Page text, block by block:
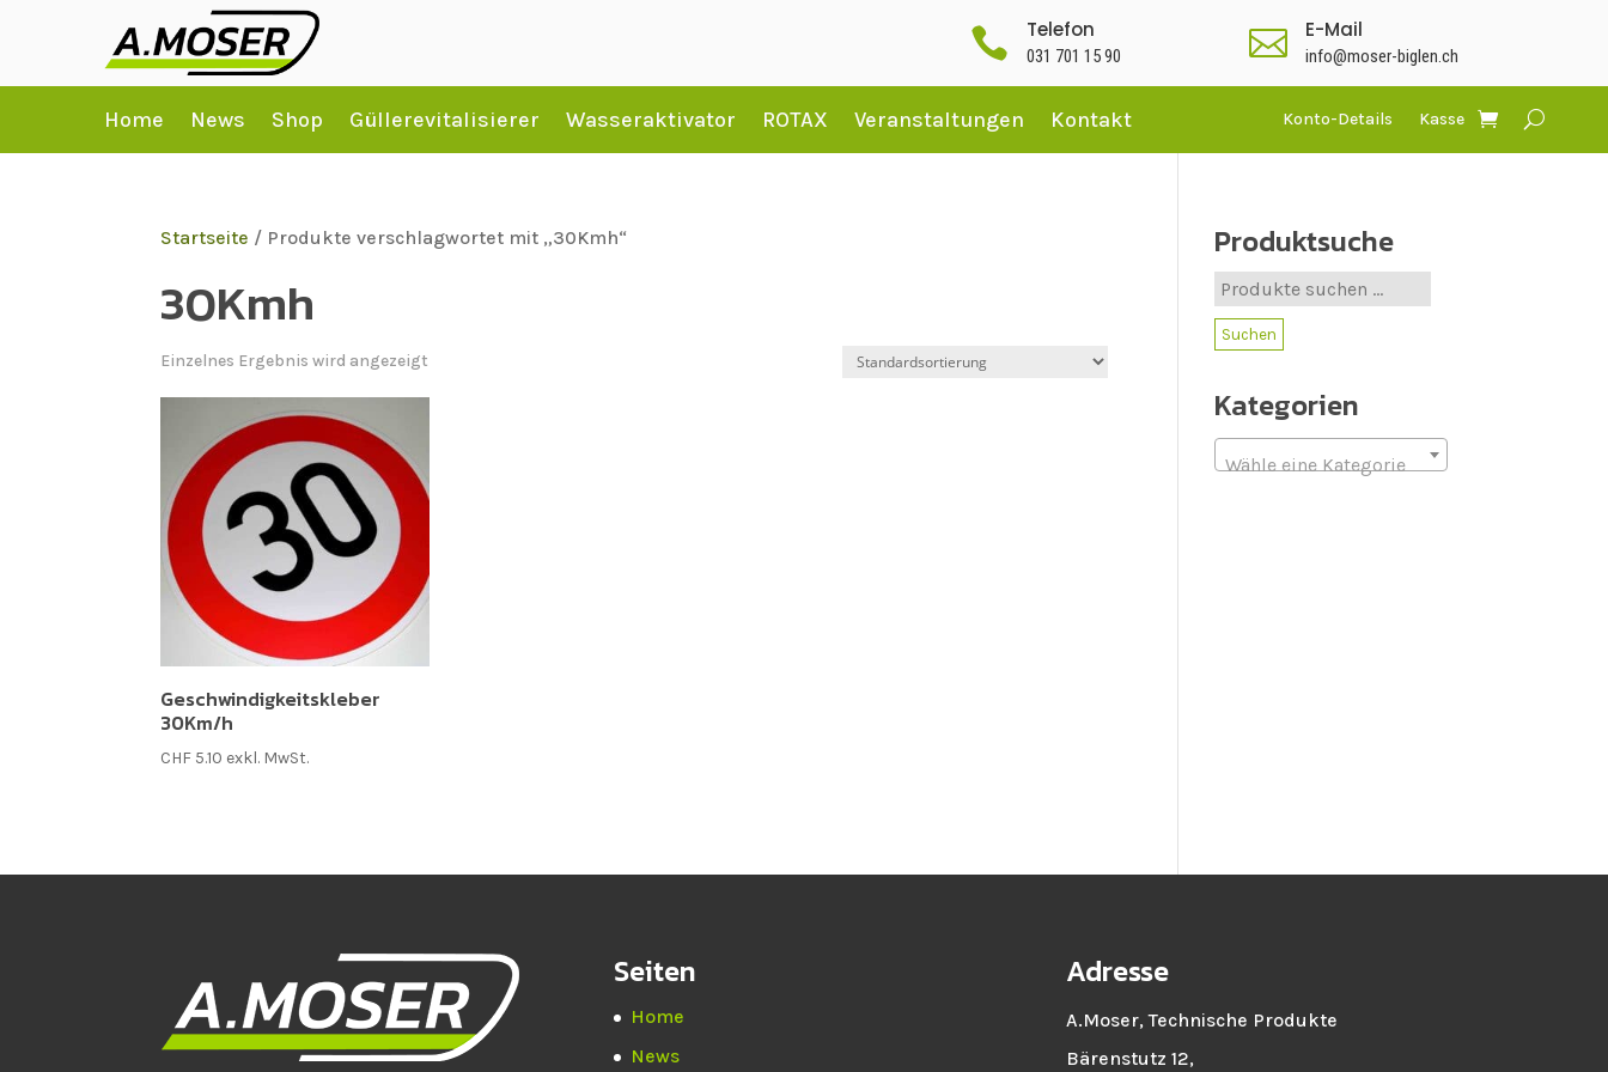
 Telefon
031 701 15 90  E-Mail
info@moser-biglen.ch
Home News Shop Güllerevitalisierer Wasseraktivator ROTAX Veranstaltungen Kontakt Konto-Details Kasse
Startseite / Produkte verschlagwortet mit „30Kmh“
30Kmh
Einzelnes Ergebnis wird angezeigt
Geschwindigkeitskleber
30Km/h
CHF 5.10 exkl. MwSt.
Produktsuche
Suche
nach:
Suchen
Kategorien
Wähle eine Kategorie
Seiten
Home
News
Adresse
A.Moser, Technische Produkte
Bärenstutz 12,